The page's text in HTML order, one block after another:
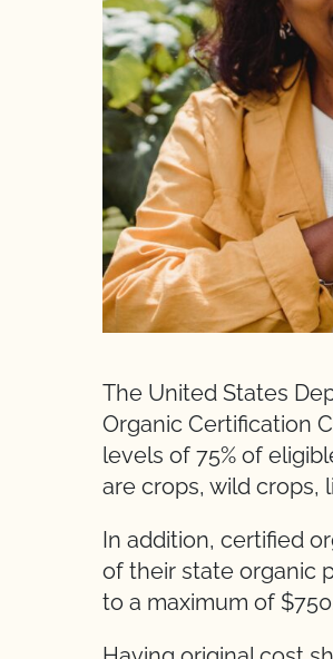
The United States
Organic Certification
levels of 75% of
are crops, wild
In addition, certified
of their state organic
to a maximum of